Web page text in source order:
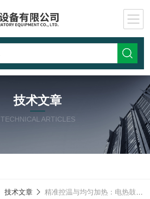
技术文章
TECHNICAL ARTICLES
技术文章 精准控温与均匀加热：电热鼓风干燥箱的关键技术优势解析